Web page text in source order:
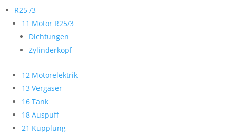
R25 /3
11 Motor R25/3
Dichtungen
Zylinderkopf
12 Motorelektrik
13 Vergaser
16 Tank
18 Auspuff
21 Kupplung